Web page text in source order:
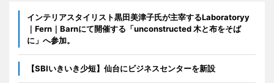
インテリアスタイリスト黒田美津子氏が主宰するLaboratoryy
｜Fern｜Barnにて開催する「unconstructed 木と布をそば
に」へ参加。
【SBIいきいき少短】仙台にビジネスセンターを新設